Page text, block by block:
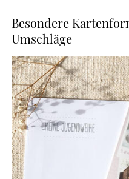
Besondere
Umschläge